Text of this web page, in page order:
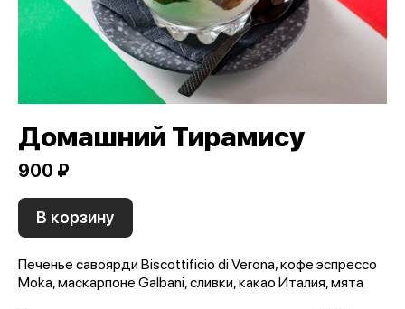
Домашний Тирамису
900 ₽
В корзину
Печенье савоярди Biscottificio di Verona, кофе эспрессо
Moka, маскарпоне Galbani, сливки, какао Италия, мята